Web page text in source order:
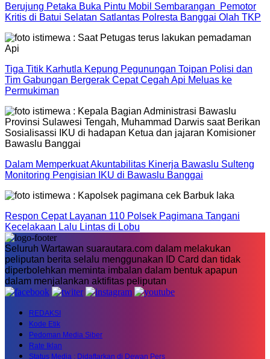
Berujung Petaka Buka Pintu Mobil Sembarangan Pemotor
Kritis di Batui Selatan Satlantas Polresta Banggai Olah TKP
Tiga Titik Karhutla Kepung Pegunungan Toipan Polisi dan
Tim Gabungan Bergerak Cepat Cegah Api Meluas ke
Permukiman
Dalam Memperkuat Akuntabilitas Kinerja Bawaslu Sulteng
Monitoring Pengisian IKU di Bawaslu Banggai
Respon Cepat Layanan 110 Polsek Pagimana Tangani
Kecelakaan Lalu Lintas di Lobu
Seluruh Wartawan suarautara.com dalam melakukan
peliputan berita selalu menggunakan ID Card dan tidak
diperbolehkan meminta imbalan dalam bentuk apapun
dalam menjalankan aktifitas peliputan
REDAKSI
Kode Etik
Pedoman Media Siber
Rate Iklan
Status Media : Didaftarkan di Dewan Pers